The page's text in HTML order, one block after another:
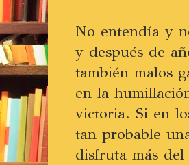
No entendía y
y después de
también malos
en la
victoria. Si en
tan probable
disfruta más